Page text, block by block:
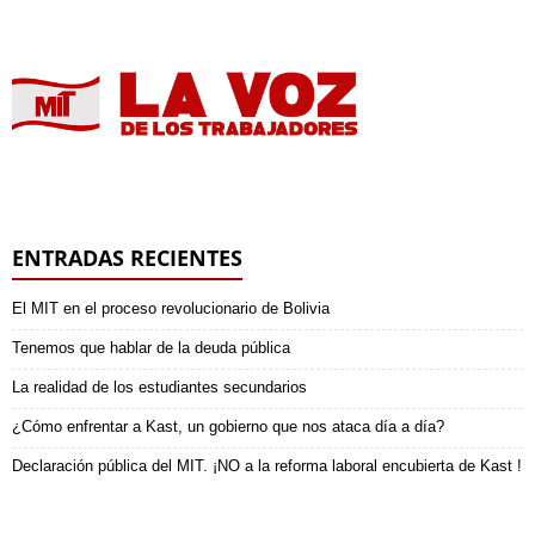
ENTRADAS RECIENTES
El MIT en el proceso revolucionario de Bolivia
Tenemos que hablar de la deuda pública
La realidad de los estudiantes secundarios
¿Cómo enfrentar a Kast, un gobierno que nos ataca día a día?
Declaración pública del MIT. ¡NO a la reforma laboral encubierta de Kast !